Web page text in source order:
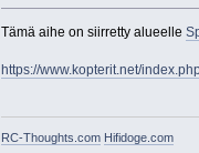
Tämä aihe on siirretty alueelle
https://www.kopterit.net/
RC-Thoughts.com Hifidoge.com